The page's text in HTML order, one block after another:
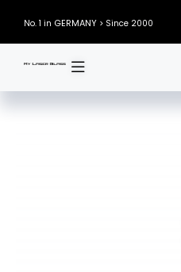
content
No. 1 in GERMANY > Since 2000